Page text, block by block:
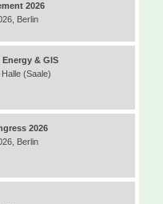
2026
Berlin
& GIS
(Saale)
2026
Berlin